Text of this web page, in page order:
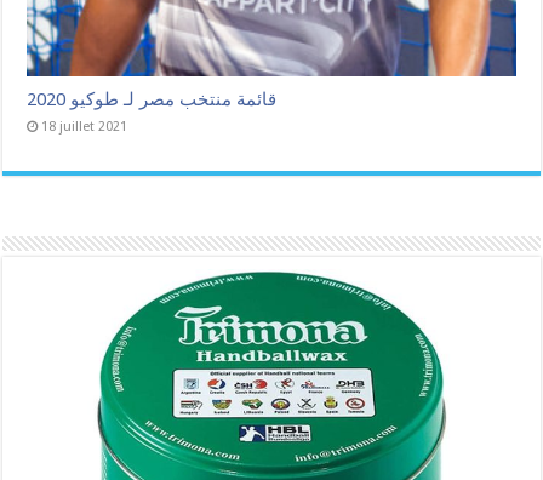
قائمة منتخب مصر لـ طوكيو 2020
18 juillet 2021